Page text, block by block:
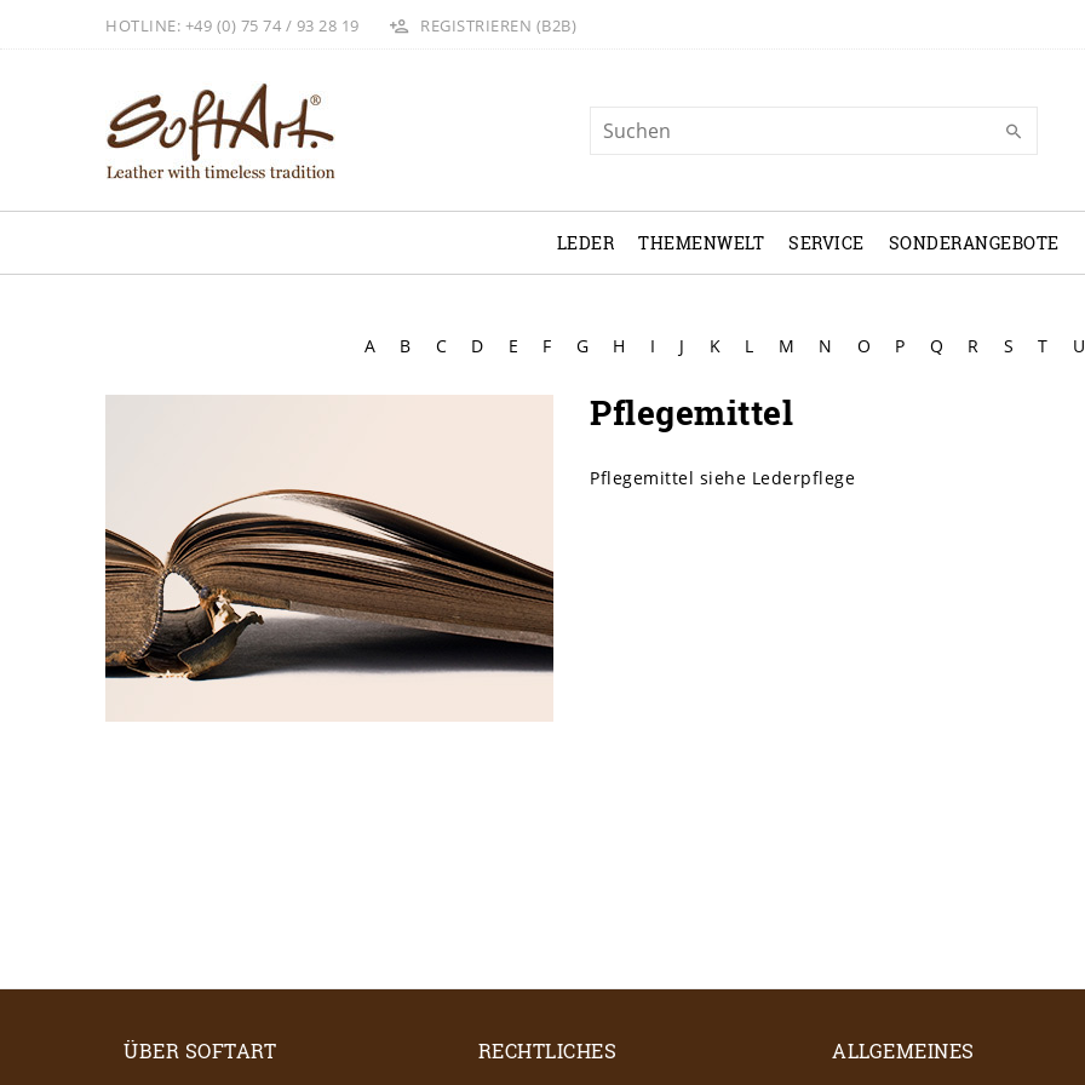
HOTLINE: +49 (0) 75 74 / 93 28 19 REGISTRIEREN (B2B)
LEDER THEMENWELT SERVICE SONDERANGEBOTE
A B C D E F G H I J K L M N O P Q R S T U
Pflegemittel
Pflegemittel siehe Lederpflege
ÜBER SOFTART RECHTLICHES ALLGEMEINES